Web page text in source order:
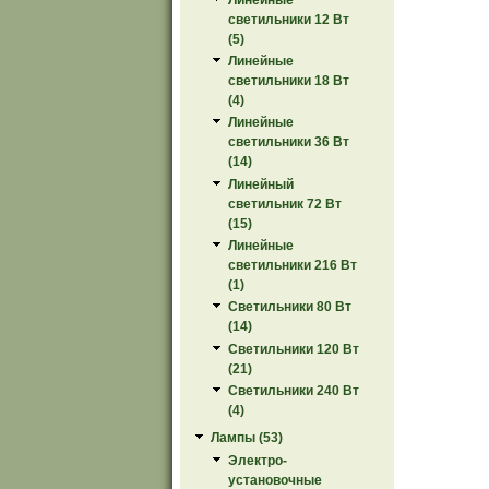
светильники 12 Вт
(5)
Линейные
светильники 18 Вт
(4)
Линейные
светильники 36 Вт
(14)
Линейный
светильник 72 Вт
(15)
Линейные
светильники 216 Вт
(1)
Светильники 80 Вт
(14)
Светильники 120 Вт
(21)
Светильники 240 Вт
(4)
Лампы (53)
Электро-
установочные